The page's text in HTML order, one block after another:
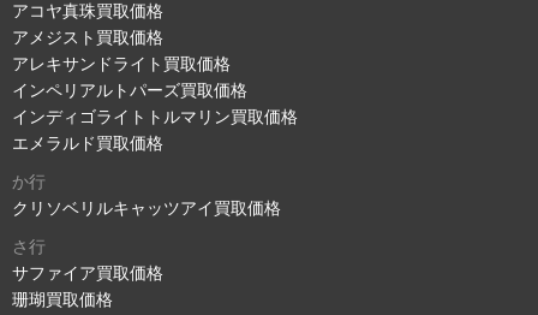
アコヤ真珠買取価格
アメジスト買取価格
アレキサンドライト買取価格
インペリアルトパーズ買取価格
インディゴライトトルマリン買取価格
エメラルド買取価格
か行
クリソベリルキャッツアイ買取価格
さ行
サファイア買取価格
珊瑚買取価格